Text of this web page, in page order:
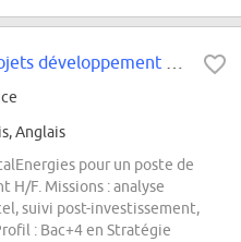
Anglais
pour un poste de
H/F. Missions : analyse
suivi post-investissement,
: Bac+4 en Stratégie